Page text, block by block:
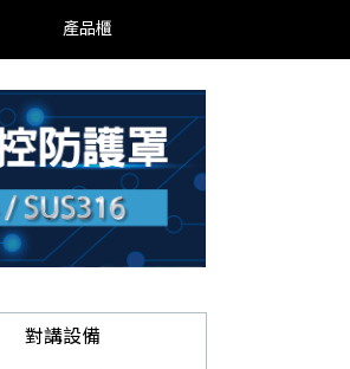
產品櫃
對講設備